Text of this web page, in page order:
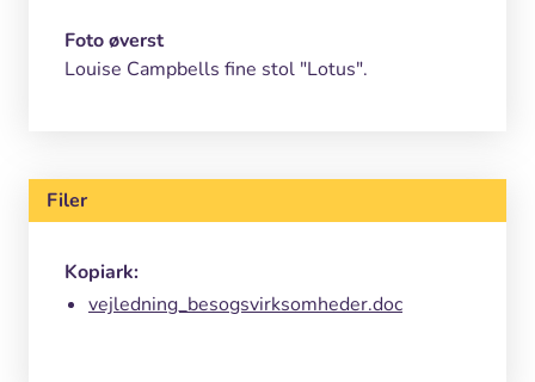
Foto øverst
Louise Campbells fine stol "Lotus".
Filer
Kopiark:
vejledning_besogsvirksomheder.doc